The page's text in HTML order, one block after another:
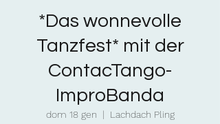
*Das wonnevolle
Tanzfest* mit der
ContacTango-
ImproBanda
dom 18 gen
  |
Lachdach Pling